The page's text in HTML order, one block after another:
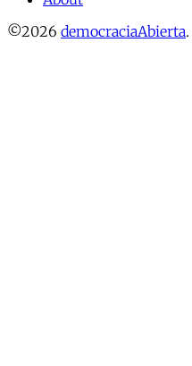
©2026 democraciaAbierta.